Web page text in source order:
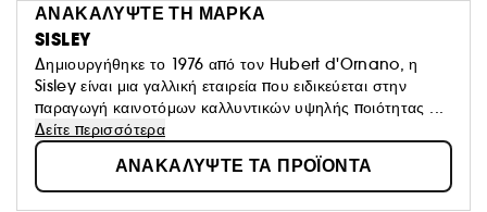
ΑΝΑΚΑΛΥΨΤΕ ΤΗ ΜΑΡΚΑ
SISLEY
Δημιουργήθηκε το 1976 από τον Hubert d'Ornano, η
Sisley είναι μια γαλλική εταιρεία που ειδικεύεται στην
παραγωγή καινοτόμων καλλυντικών υψηλής ποιότητας ...
Δείτε περισσότερα
ΑΝΑΚΑΛΥΨΤΕ ΤΑ ΠΡΟΪΟΝΤΑ